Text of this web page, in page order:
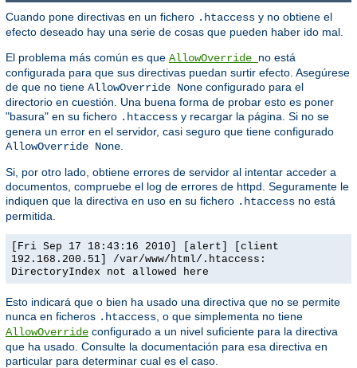
Cuando pone directivas en un fichero .htaccess y no obtiene el
efecto deseado hay una serie de cosas que pueden haber ido mal.
El problema más común es que AllowOverride no está
configurada para que sus directivas puedan surtir efecto. Asegúrese
de que no tiene AllowOverride None configurado para el
directorio en cuestión. Una buena forma de probar esto es poner
"basura" en su fichero .htaccess y recargar la página. Si no se
genera un error en el servidor, casi seguro que tiene configurado
AllowOverride None
Si, por otro lado, obtiene errores de servidor al intentar acceder a
documentos, compruebe el log de errores de httpd. Seguramente le
indiquen que la directiva en uso en su fichero .htaccess no está
permitida.
[Fri Sep 17 18:43:16 2010] [alert] [client
192.168.200.51] /var/www/html/.htaccess:
DirectoryIndex not allowed here
Esto indicará que o bien ha usado una directiva que no se permite
nunca en ficheros .htaccess , o que simplementa no tiene
AllowOverride configurado a un nivel suficiente para la directiva
que ha usado. Consulte la documentación para esa directiva en
particular para determinar cual es el caso.